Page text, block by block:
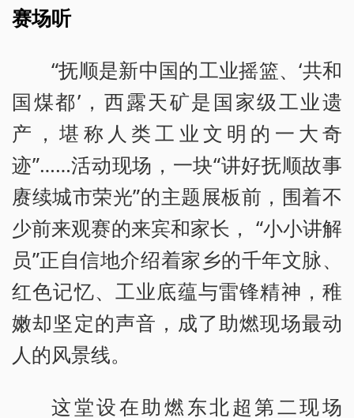
赛场听
“抚顺是新中国的工业摇篮、‘共和
国煤都’，西露天矿是国家级工业遗
产，堪称人类工业文明的一大奇
迹”……活动现场，一块“讲好抚顺故事
赓续城市荣光”的主题展板前，围着不
少前来观赛的来宾和家长， “小小讲解
员”正自信地介绍着家乡的千年文脉、
红色记忆、工业底蕴与雷锋精神，稚
嫩却坚定的声音，成了助燃现场最动
人的风景线。
这堂设在助燃东北超第二现场